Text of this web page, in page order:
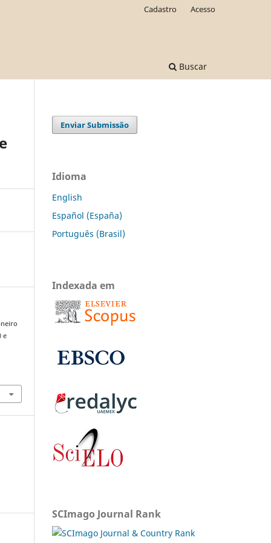
Buscar
Cadastro Acesso
e
Enviar Submissão
Idioma
English
Español (España)
Português (Brasil)
Indexada em
SCImago Journal Rank